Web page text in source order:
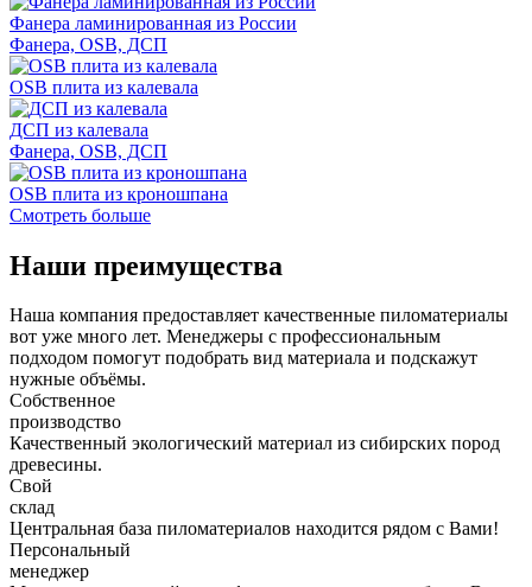
Фанера ламинированная из России
Фанера, OSB, ДСП
OSB плита из калевала
ДСП из калевала
Фанера, OSB, ДСП
OSB плита из кроношпана
Смотреть больше
Наши преимущества
Наша компания предоставляет качественные пиломатериалы
вот уже много лет. Менеджеры с профессиональным
подходом помогут подобрать вид материала и подскажут
нужные объёмы.
Собственное
производство
Качественный экологический материал из сибирских пород
древесины.
Свой
склад
Центральная база пиломатериалов находится рядом с Вами!
Персональный
менеджер